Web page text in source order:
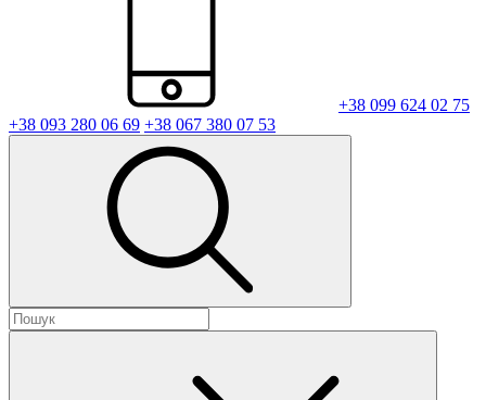
+38 099 624 02 75
+38 093 280 06 69 +38 067 380 07 53